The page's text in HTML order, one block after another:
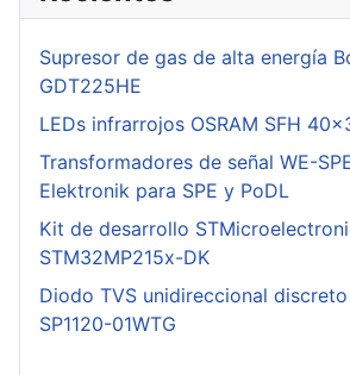
Supresor de gas de alta energía
GDT225HE
LEDs infrarrojos OSRAM SFH
Transformadores de señal WE-
Elektronik para SPE y PoDL
Kit de desarrollo
STM32MP215x-DK
Diodo TVS unidireccional
SP1120-01WTG